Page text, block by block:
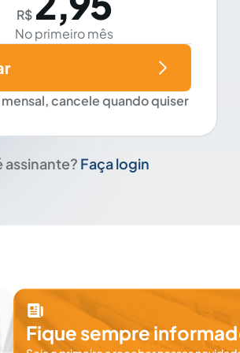
R$
No primeiro mês
cancele quando quiser
assinante? Faça login
Fique sempre